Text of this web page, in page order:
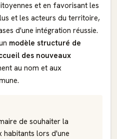
et en favorisant les
et les acteurs du territoire,
d'une intégration réussie.
modèle structuré de
des nouveaux
au nom et aux
de souhaiter la
habitants lors d'une